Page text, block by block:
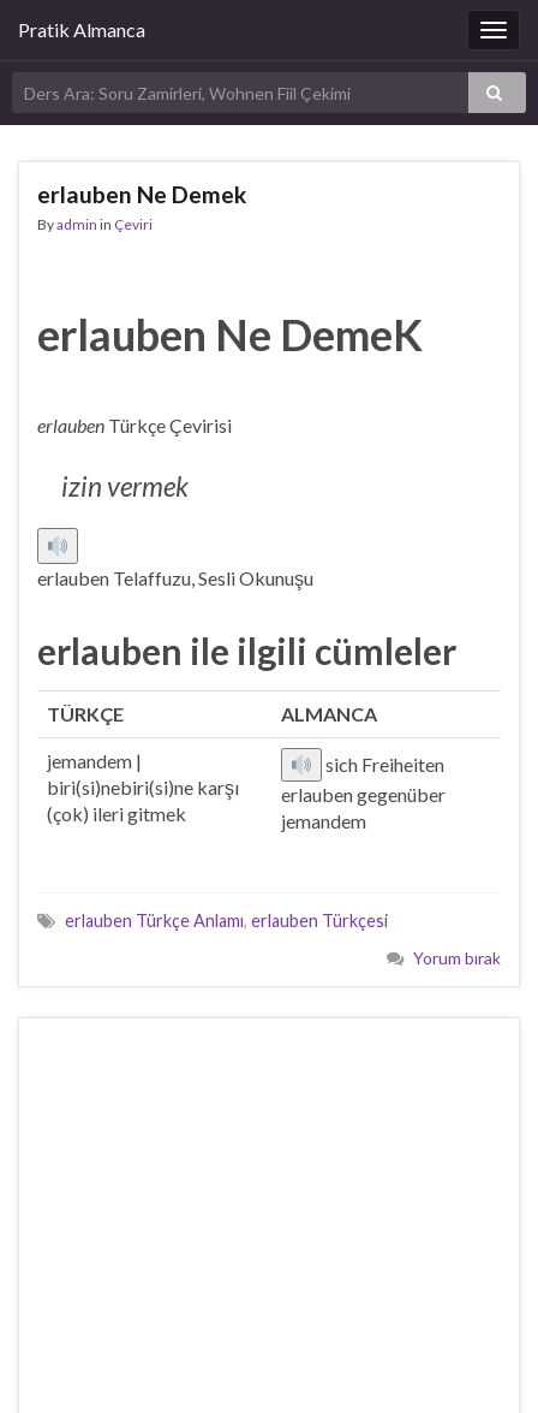
Pratik Almanca
erlauben Ne Demek
Byadmin in Çeviri
erlauben Ne DemeK
erlauben Türkçe Çevirisi
izin vermek
erlauben Telaffuzu, Sesli Okunuşu
erlauben ile ilgili cümleler
TÜRKÇE ALMANCA
jemandem |
biri(si)nebiri(si)ne karşı
(çok) ileri gitmek
sich Freiheiten
erlauben gegenüber
jemandem
erlauben Türkçe Anlamı, erlauben Türkçesi
Yorum bırak